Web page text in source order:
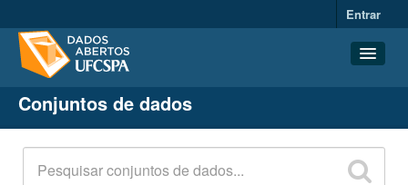
Entrar
Conjuntos de dados
Organizações
Grupos
Conjuntos de dados